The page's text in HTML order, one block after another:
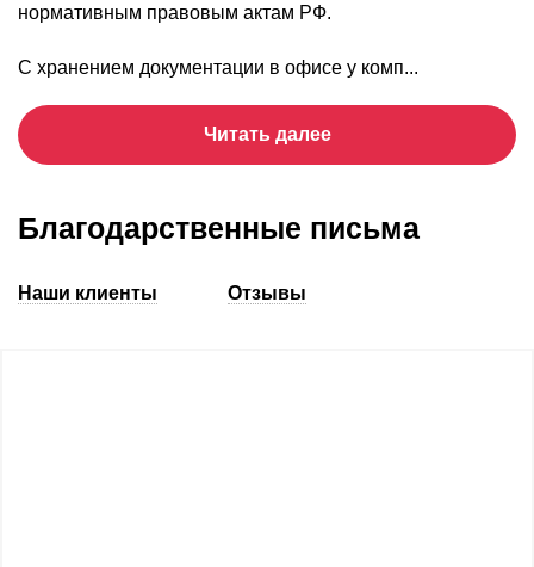
нормативным правовым актам РФ.
С хранением документации в офисе у комп...
Читать далее
Благодарственные письма
Наши клиенты Отзывы